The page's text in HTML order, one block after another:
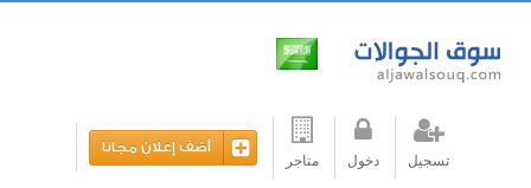
تسجيل دخول متاجر
أضف إعلان مجانا